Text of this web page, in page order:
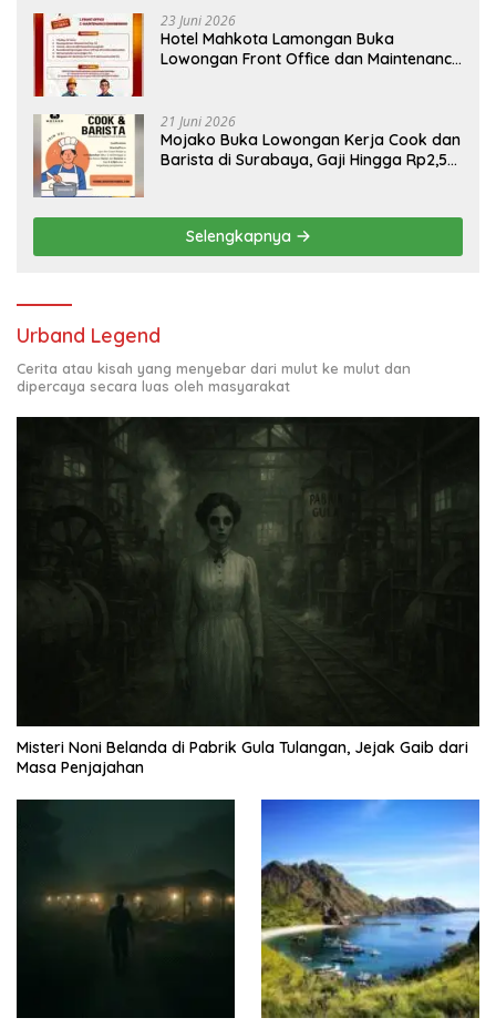
23 Juni 2026
Hotel Mahkota Lamongan Buka
Lowongan Front Office dan Maintenance
21 Juni 2026
Mojako Buka Lowongan Kerja Cook dan
Barista di Surabaya, Gaji Hingga Rp2,5
Selengkapnya
Urband Legend
Cerita atau kisah yang menyebar dari mulut ke mulut dan
dipercaya secara luas oleh masyarakat
Misteri Noni Belanda di Pabrik Gula Tulangan, Jejak Gaib dari
Masa Penjajahan